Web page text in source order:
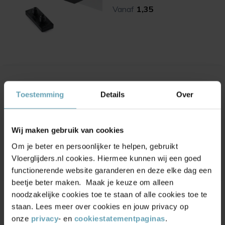
Toestemming Details Over
Wij maken gebruik van cookies
Om je beter en persoonlijker te helpen, gebruikt
Vloerglijders.nl cookies. Hiermee kunnen wij een goed
functionerende website garanderen en deze elke dag een
beetje beter maken. Maak je keuze om alleen
noodzakelijke cookies toe te staan of alle cookies toe te
staan. Lees meer over cookies en jouw privacy op
onze privacy- en cookiestatementpaginas.
Vanaf 1,35
buisframes (transparant)
Vanaf
UNI-XL teflonglijder voor
buisframes - zonder pin